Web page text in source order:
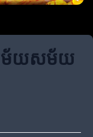
សម័យសម័យ